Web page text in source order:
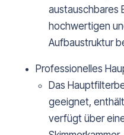
austauschbares
hochwertigen
Aufbaustruktur
Professionelles
Das
geeignet,
verfügt über